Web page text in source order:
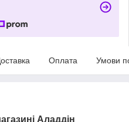
Оплата Умови
Аладдін